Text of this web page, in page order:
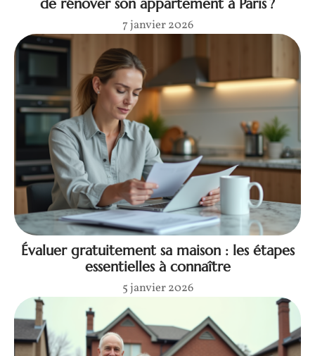
de rénover son appartement à Paris ?
7 janvier 2026
Évaluer gratuitement sa maison : les étapes
essentielles à connaître
5 janvier 2026